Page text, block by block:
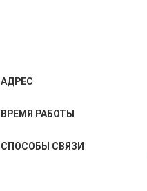
АДРЕС
ВРЕМЯ РАБОТЫ
СПОСОБЫ CВЯЗИ